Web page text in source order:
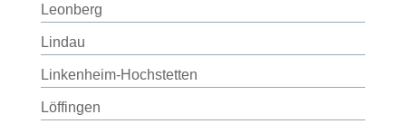
Leonberg
Lindau
Linkenheim-Hochstetten
Löffingen